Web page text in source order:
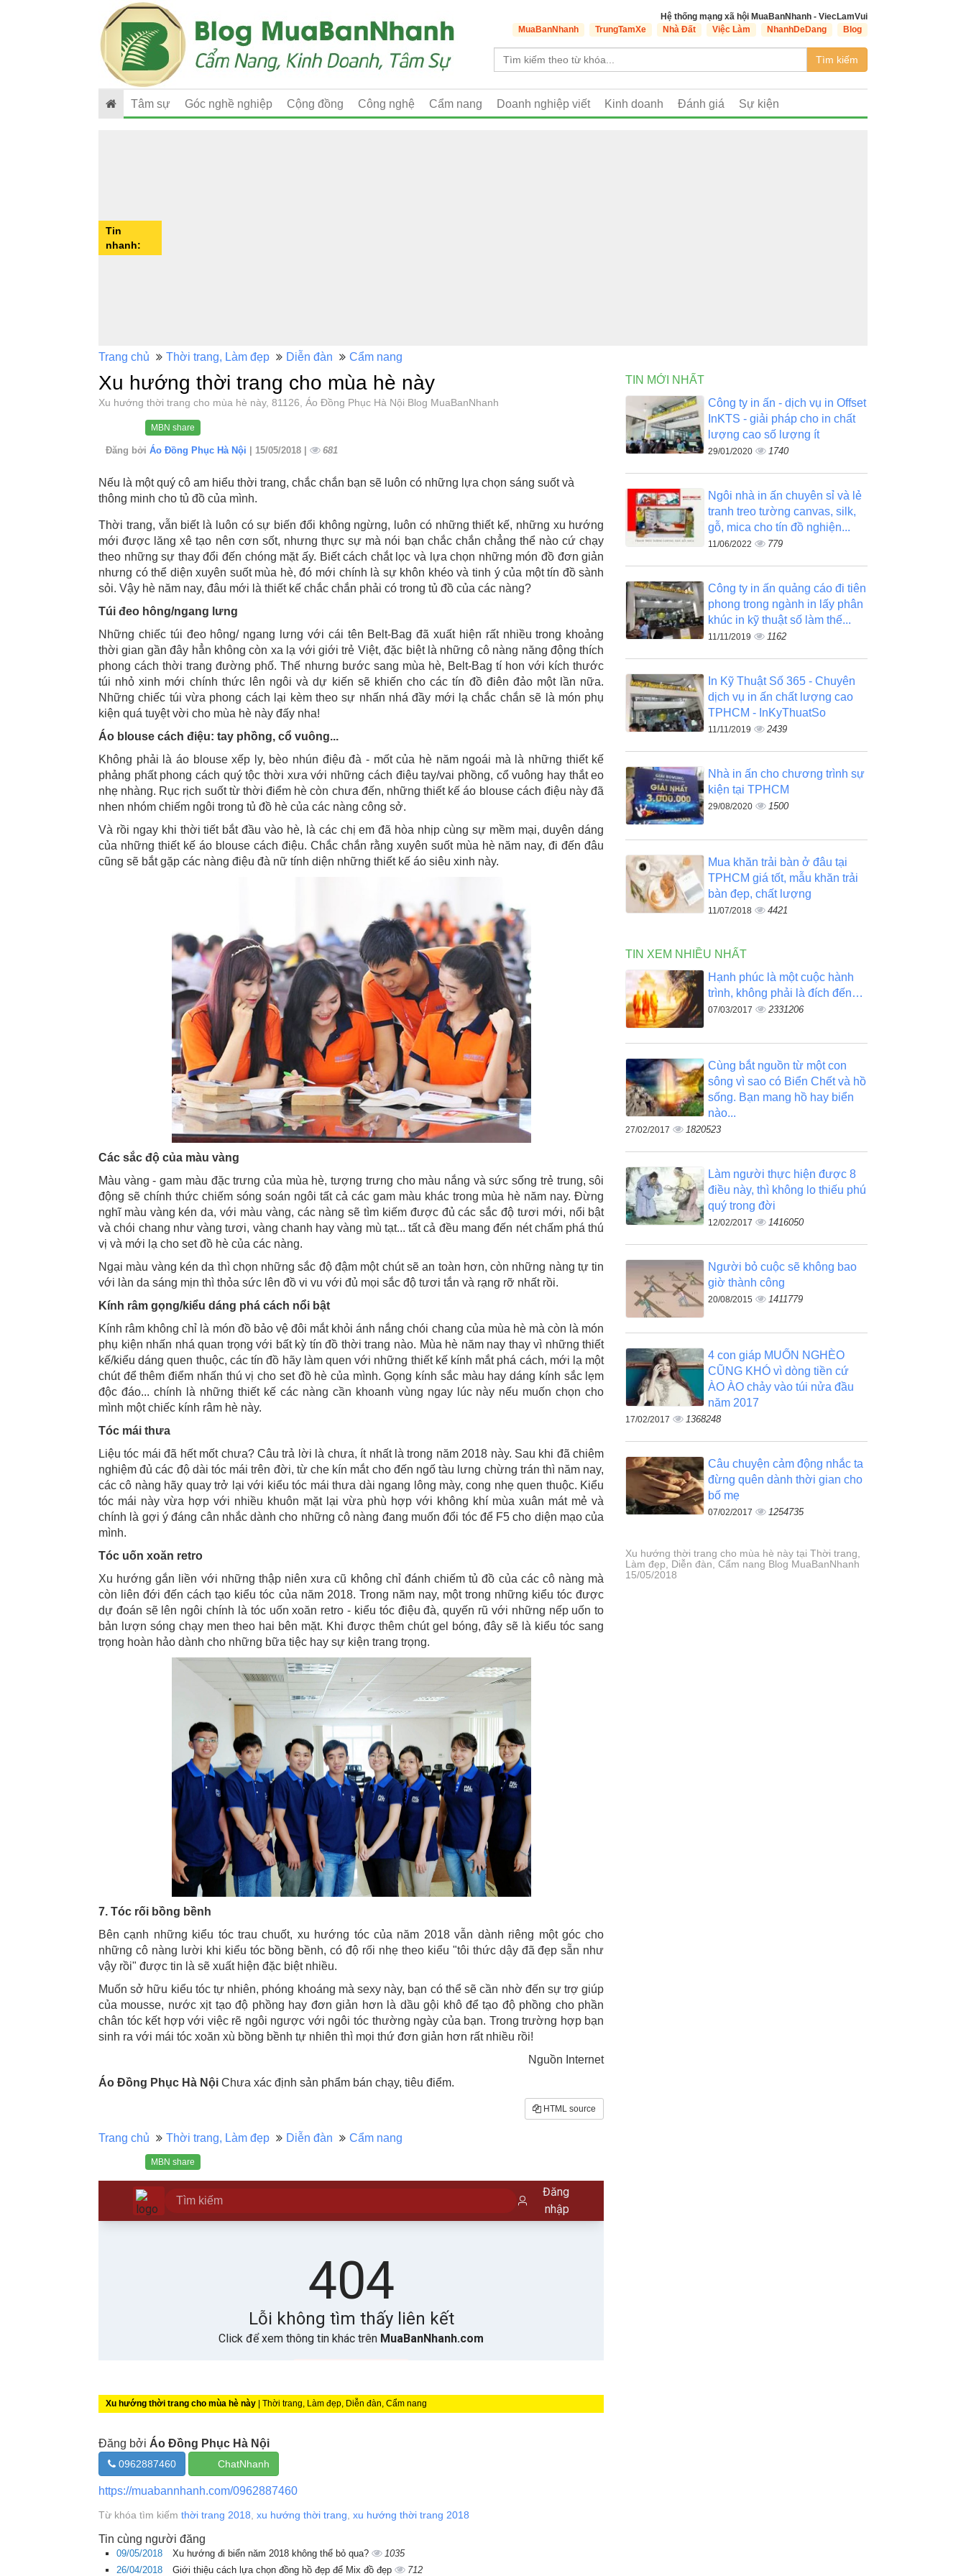
Hệ thống mạng xã hội MuaBanNhanh - ViecLamVui
MuaBanNhanh
TrungTamXe Nhà Đất Việc Làm NhanhDeDang Blog
Tìm kiếm
Tâm sự Góc nghề nghiệp Cộng đồng Công nghệ Cẩm nang Doanh nghiệp viết Kinh doanh Đánh giá Sự kiện
Tin
nhanh:
Trang chủ Thời trang, Làm đẹp Diễn đàn Cẩm nang
Xu hướng thời trang cho mùa hè này
Xu hướng thời trang cho mùa hè này, 81126, Áo Đồng Phục Hà Nội Blog MuaBanNhanh
MBN share
Đăng bởi Áo Đồng Phục Hà Nội | 15/05/2018 | 681
Nếu là một quý cô am hiểu thời trang, chắc chắn bạn sẽ luôn có những lựa chọn sáng suốt và
thông minh cho tủ đồ của mình.
Thời trang, vẫn biết là luôn có sự biến đổi không ngừng, luôn có những thiết kế, những xu hướng
mới được lăng xê tạo nên cơn sốt, nhưng thực sự mà nói bạn chắc chắn chẳng thể nào cứ chạy
theo những sự thay đổi đến chóng mặt ấy. Biết cách chắt lọc và lựa chọn những món đồ đơn giản
nhưng có thể diện xuyên suốt mùa hè, đó mới chính là sự khôn khéo và tinh ý của một tín đồ sành
sỏi. Vậy hè năm nay, đâu mới là thiết kế chắc chắn phải có trong tủ đồ của các nàng?
Túi đeo hông/ngang lưng
Những chiếc túi đeo hông/ ngang lưng với cái tên Belt-Bag đã xuất hiện rất nhiều trong khoảng
thời gian gần đây hẳn không còn xa lạ với giới trẻ Việt, đặc biệt là những cô nàng năng động thích
phong cách thời trang đường phố. Thế nhưng bước sang mùa hè, Belt-Bag tí hon với kích thước
túi nhỏ xinh mới chính thức lên ngôi và dự kiến sẽ khiến cho các tín đồ điên đảo một lần nữa.
Những chiếc túi vừa phong cách lại kèm theo sự nhấn nhá đầy mới lạ chắc chắn sẽ là món phụ
kiện quá tuyệt vời cho mùa hè này đấy nha!
Áo blouse cách điệu: tay phồng, cổ vuông...
Không phải là áo blouse xếp ly, bèo nhún điệu đà - mốt của hè năm ngoái mà là những thiết kế
phảng phất phong cách quý tộc thời xưa với những cách điệu tay/vai phồng, cổ vuông hay thắt eo
nhẹ nhàng. Rục rịch suốt từ thời điểm hè còn chưa đến, những thiết kế áo blouse cách điệu này đã
nhen nhóm chiếm ngôi trong tủ đồ hè của các nàng công sở.
Và rồi ngay khi thời tiết bắt đầu vào hè, là các chị em đã hòa nhịp cùng sự mềm mại, duyên dáng
của những thiết kế áo blouse cách điệu. Chắc chắn rằng xuyên suốt mùa hè năm nay, đi đến đâu
cũng sẽ bắt gặp các nàng điệu đà nữ tính diện những thiết kế áo siêu xinh này.
Các sắc độ của màu vàng
Màu vàng - gam màu đặc trưng của mùa hè, tượng trưng cho màu nắng và sức sống trẻ trung, sôi
động sẽ chính thức chiếm sóng soán ngôi tất cả các gam màu khác trong mùa hè năm nay. Đừng
nghĩ màu vàng kén da, với màu vàng, các nàng sẽ tìm kiếm được đủ các sắc độ tươi mới, nổi bật
và chói chang như vàng tươi, vàng chanh hay vàng mù tạt... tất cả đều mang đến nét chấm phá thú
vị và mới lạ cho set đồ hè của các nàng.
Ngại màu vàng kén da thì chọn những sắc độ đậm một chút sẽ an toàn hơn, còn những nàng tự tin
với làn da sáng mịn thì thỏa sức lên đồ vi vu với đủ mọi sắc độ tươi tắn và rạng rỡ nhất rồi.
Kính râm gọng/kiểu dáng phá cách nổi bật
Kính râm không chỉ là món đồ bảo vệ đôi mắt khỏi ánh nắng chói chang của mùa hè mà còn là món
phụ kiện nhấn nhá quan trọng với bất kỳ tín đồ thời trang nào. Mùa hè năm nay thay vì những thiết
kế/kiểu dáng quen thuộc, các tín đồ hãy làm quen với những thiết kế kính mắt phá cách, mới lạ một
chút để thêm điểm nhấn thú vị cho set đồ hè của mình. Gọng kính sắc màu hay dáng kính sắc lẹm
độc đáo... chính là những thiết kế các nàng cần khoanh vùng ngay lúc này nếu muốn chọn cho
mình một chiếc kính râm hè này.
Tóc mái thưa
Liệu tóc mái đã hết mốt chưa? Câu trả lời là chưa, ít nhất là trong năm 2018 này. Sau khi đã chiêm
nghiệm đủ các độ dài tóc mái trên đời, từ che kín mắt cho đến ngố tàu lưng chừng trán thì năm nay,
các cô nàng hãy quay trở lại với kiểu tóc mái thưa dài ngang lông mày, cong nhẹ quen thuộc. Kiểu
tóc mái này vừa hợp với nhiều khuôn mặt lại vừa phù hợp với không khí mùa xuân mát mẻ và
chính là gợi ý đáng cân nhắc dành cho những cô nàng đang muốn đổi tóc để F5 cho diện mạo của
mình.
Tóc uốn xoăn retro
Xu hướng gắn liền với những thập niên xưa cũ không chỉ đánh chiếm tủ đồ của các cô nàng mà
còn liên đới đến cách tạo kiểu tóc của năm 2018. Trong năm nay, một trong những kiểu tóc được
dự đoán sẽ lên ngôi chính là tóc uốn xoăn retro - kiểu tóc điệu đà, quyến rũ với những nếp uốn to
bản lượn sóng chạy men theo hai bên mặt. Khi được thêm chút gel bóng, đây sẽ là kiểu tóc sang
trọng hoàn hảo dành cho những bữa tiệc hay sự kiện trang trọng.
7. Tóc rối bồng bềnh
Bên cạnh những kiểu tóc trau chuốt, xu hướng tóc của năm 2018 vẫn dành riêng một góc cho
những cô nàng lười khi kiểu tóc bồng bềnh, có độ rối nhẹ theo kiểu "tôi thức dậy đã đẹp sẵn như
vậy rồi" được tin là sẽ xuất hiện đặc biệt nhiều.
Muốn sở hữu kiểu tóc tự nhiên, phóng khoáng mà sexy này, bạn có thể sẽ cần nhờ đến sự trợ giúp
của mousse, nước xịt tạo độ phồng hay đơn giản hơn là dầu gội khô để tạo độ phồng cho phần
chân tóc kết hợp với việc rẽ ngôi ngược với ngôi tóc thường ngày của bạn. Trong trường hợp bạn
sinh ra với mái tóc xoăn xù bồng bềnh tự nhiên thì mọi thứ đơn giản hơn rất nhiều rồi!
Nguồn Internet
Áo Đồng Phục Hà Nội Chưa xác định sản phẩm bán chạy, tiêu điểm.
HTML source
Trang chủ Thời trang, Làm đẹp Diễn đàn Cẩm nang
MBN share
Xu hướng thời trang cho mùa hè này | Thời trang, Làm đẹp, Diễn đàn, Cẩm nang
Đăng bởi Áo Đồng Phục Hà Nội
0962887460 ChatNhanh
https://muabannhanh.com/0962887460
Từ khóa tìm kiếm thời trang 2018 xu hướng thời trang xu hướng thời trang 2018
Tin cùng người đăng
09/05/2018 Xu hướng đi biển năm 2018 không thể bỏ qua?
1035
26/04/2018
Giới thiệu cách lựa chọn đồng hồ đẹp để Mix đồ đẹp 712
TIN MỚI NHẤT
Công ty in ấn - dịch vụ in Offset
InKTS - giải pháp cho in chất
lượng cao số lượng ít
29/01/2020 1740
Ngôi nhà in ấn chuyên sỉ và lẻ
tranh treo tường canvas, silk,
gỗ, mica cho tín đồ nghiện...
11/06/2022 779
Công ty in ấn quảng cáo đi tiên
phong trong ngành in lấy phân
khúc in kỹ thuật số làm thế...
11/11/2019 1162
In Kỹ Thuật Số 365 - Chuyên
dịch vụ in ấn chất lượng cao
TPHCM - InKyThuatSo
11/11/2019 2439
Nhà in ấn cho chương trình sự
kiện tại TPHCM
29/08/2020 1500
Mua khăn trải bàn ở đâu tại
TPHCM giá tốt, mẫu khăn trải
bàn đẹp, chất lượng
11/07/2018 4421
TIN XEM NHIỀU NHẤT
Hạnh phúc là một cuộc hành
trình, không phải là đích đến…
07/03/2017 2331206
Cùng bắt nguồn từ một con
sông vì sao có Biển Chết và hồ
sống. Bạn mang hồ hay biển
nào...
27/02/2017 1820523
Làm người thực hiện được 8
điều này, thì không lo thiếu phú
quý trong đời
12/02/2017 1416050
Người bỏ cuộc sẽ không bao
giờ thành công
20/08/2015 1411779
4 con giáp MUỐN NGHÈO
CŨNG KHÓ vì dòng tiền cứ
ÀO ÀO chảy vào túi nửa đầu
năm 2017
17/02/2017 1368248
Câu chuyện cảm động nhắc ta
đừng quên dành thời gian cho
bố mẹ
07/02/2017 1254735
Xu hướng thời trang cho mùa hè này tại Thời trang,
Làm đẹp, Diễn đàn, Cẩm nang Blog MuaBanNhanh
15/05/2018